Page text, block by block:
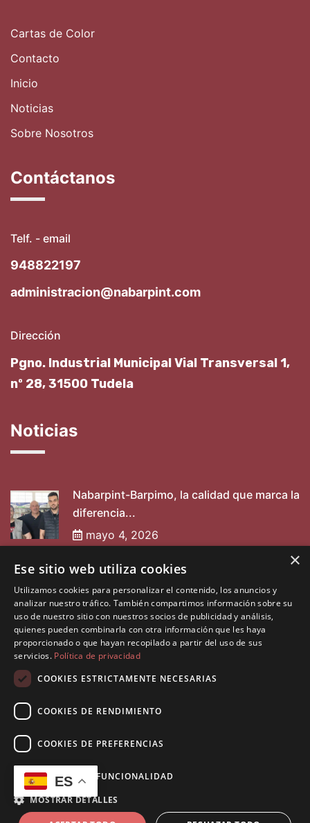
Cartas de Color
Contacto
Inicio
Noticias
Sobre Nosotros
Contáctanos
Telf. - email
948822197
administracion@nabarpint.com
Dirección
Pgno. Industrial Municipal Vial Transversal 1,
nº 28, 31500 Tudela
Noticias
Nabarpint-Barpimo, la calidad que marca la
diferencia...
mayo 4, 2026
mayo 2, 2025
©2026 Diseñado por
reservados.
Política de Privacidad
Aviso Legal
ES
×
Ese sitio web utiliza cookies
Utilizamos cookies para personalizar el contenido, los anuncios y
analizar nuestro tráfico. También compartimos información sobre su
uso de nuestro sitio con nuestros socios de publicidad y análisis,
quienes pueden combinarla con otra información que les haya
proporcionado o que hayan recopilado a partir del uso de sus
servicios. Política de privacidad
COOKIES ESTRICTAMENTE NECESARIAS
COOKIES DE RENDIMIENTO
COOKIES DE PREFERENCIAS
COOKIES DE FUNCIONALIDAD
MOSTRAR DETALLES